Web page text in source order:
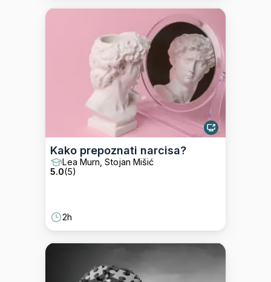
Kako prepoznati narcisa?
Lea Murn, Stojan Mišić
5.0(5)
2h